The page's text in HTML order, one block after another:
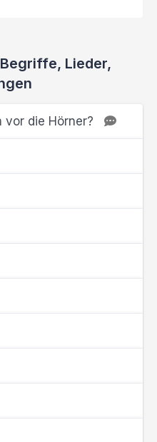
Lieder,
vor die Hörner?